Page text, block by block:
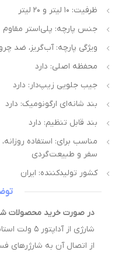
ظرفیت: ۱۰ لیتر و ۲۰ لیتر
جنس پارچه: پلی‌استر مقاوم
ویژگی پارچه: آب‌گریز، ضد
محفظه اصلی: دارد
جیب جلویی زیپ‌دار: دارد
بند شانه‌ای ارگونومیک: دارد
بند قابل تنظیم: دارد
مناسب برای: استفاده روزانه،
سفر و طبیعت‌گردی
کشور تولیدکننده: ایران
توضیح
در صورت خرید محصولات شارژی،
شارژی از آداپتور ۵
از اتصال آن به شارژرهای فست